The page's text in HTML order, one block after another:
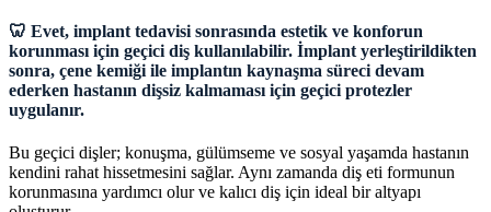
🦷 Evet, implant tedavisi sonrasında estetik ve konforun
korunması için geçici diş kullanılabilir. İmplant yerleştirildikten
sonra, çene kemiği ile implantın kaynaşma süreci devam
ederken hastanın dişsiz kalmaması için geçici protezler
uygulanır.
Bu geçici dişler; konuşma, gülümseme ve sosyal yaşamda hastanın
kendini rahat hissetmesini sağlar. Aynı zamanda diş eti formunun
korunmasına yardımcı olur ve kalıcı diş için ideal bir altyapı